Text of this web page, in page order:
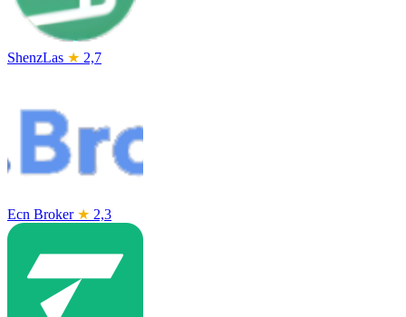
ShenzLas ★ 2,7
Ecn Broker ★ 2,3